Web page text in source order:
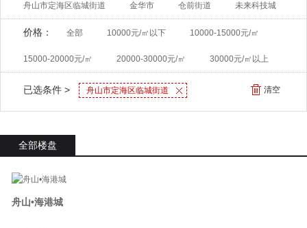
舟山市定海区临城街道 金华市 仓前街道 未来科技城
价格： 全部 10000元/㎡以下 10000-15000元/㎡
15000-20000元/㎡ 20000-30000元/㎡ 30000元/㎡以上
已选条件 > 舟山市定海区临城街道 清空
全部楼盘
舟山•海港城